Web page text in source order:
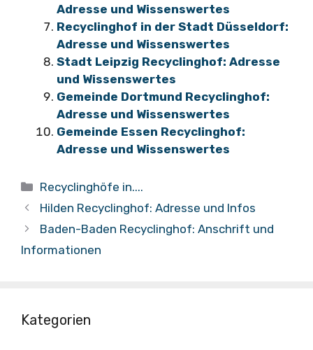
Adresse und Wissenswertes
Recyclinghof in der Stadt Düsseldorf:
Adresse und Wissenswertes
Stadt Leipzig Recyclinghof: Adresse
und Wissenswertes
Gemeinde Dortmund Recyclinghof:
Adresse und Wissenswertes
Gemeinde Essen Recyclinghof:
Adresse und Wissenswertes
Kategorien
Recyclinghöfe in....
Hilden Recyclinghof: Adresse und Infos
Baden-Baden Recyclinghof: Anschrift und
Informationen
Kategorien